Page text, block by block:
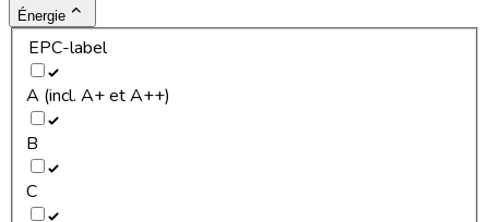
Énergie
EPC-label
A (incl. A+ et A++)
B
C